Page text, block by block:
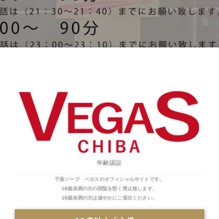
営業時間
8:50~24:00
一覧へ戻る
年齢認証
千葉ソープ ベガスのオフィシャルサイトです。
18歳未満の方の閲覧を堅く禁止致します。
18歳未満の方は速やかにご退出ください。